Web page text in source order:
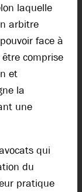
laquelle
arbitre
face à
comprise
et
la
une
qui
du
pratique